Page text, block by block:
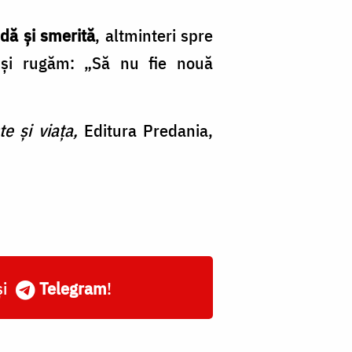
și smerită, altminteri spre
rugăm: „Să nu fie nouă
și viaţa, Editura Predania,
Telegram!